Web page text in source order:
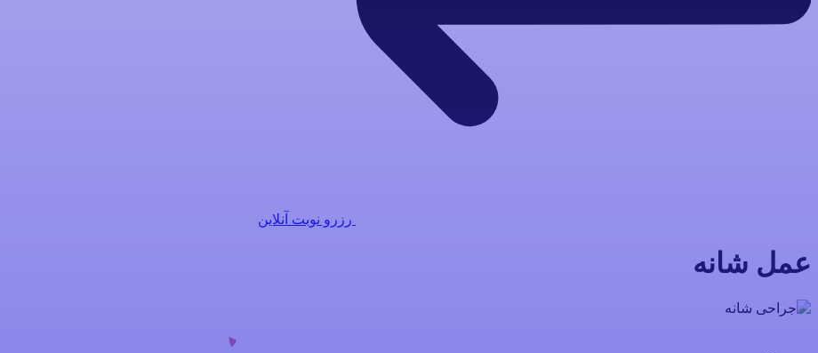
رزرو نوبت آنلاین
عمل شانه